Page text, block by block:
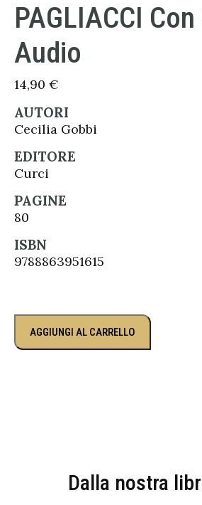
PAGLIACCI Con
Audio
14,90 €
AUTORI
Cecilia Gobbi
EDITORE
Curci
PAGINE
80
ISBN
9788863951615
AGGIUNGI AL CARRELLO
Dalla nostra